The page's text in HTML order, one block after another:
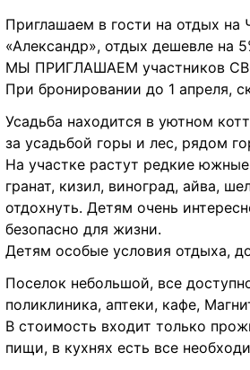
Приглашаем в гости на отдых на
«Александр», отдых дешевле на
МЫ ПРИГЛАШАЕМ участников
При бронировании до 1 апреля,
Усадьба находится в уютном
за усадьбой горы и лес, рядом
На участке растут редкие
гранат, кизил, виноград, айва,
отдохнуть. Детям очень
безопасно для жизни.
Детям особые условия отдыха,
Поселок небольшой, все
поликлиника, аптеки, кафе,
В стоимость входит только
пищи, в кухнях есть все